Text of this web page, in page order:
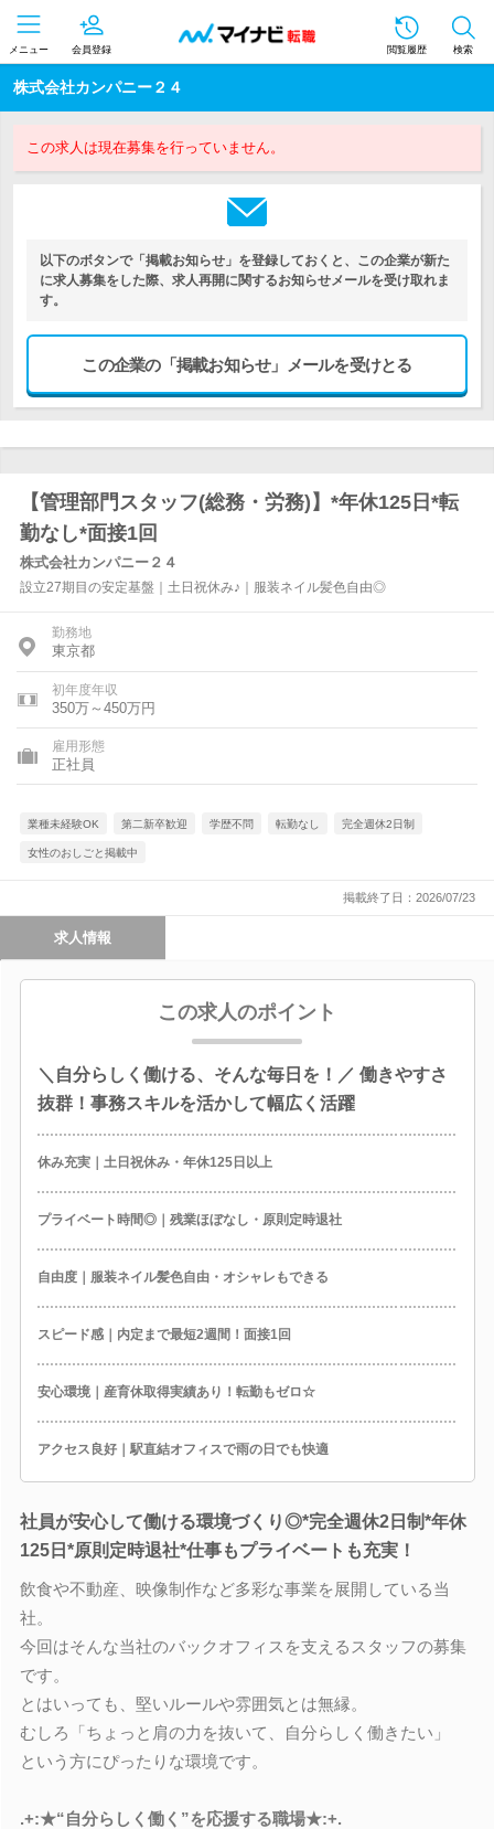
メニュー 会員登録 閲覧履歴 検索
株式会社カンパニー２４
この求人は現在募集を行っていません。
以下のボタンで「掲載お知らせ」を登録しておくと、この企業が新た
に求人募集をした際、求人再開に関するお知らせメールを受け取れま
す。
この企業の「掲載お知らせ」メールを受けとる
【管理部門スタッフ(総務・労務)】*年休125日*転
勤なし*面接1回
株式会社カンパニー２４
設立27期目の安定基盤｜土日祝休み♪｜服装ネイル髪色自由◎
勤務地
東京都
初年度年収
350万～450万円
雇用形態
正社員
業種未経験OK 第二新卒歓迎 学歴不問 転勤なし 完全週休2日制
女性のおしごと掲載中
掲載終了日：2026/07/23
求人情報
この求人のポイント
＼自分らしく働ける、そんな毎日を！／ 働きやすさ
抜群！事務スキルを活かして幅広く活躍
休み充実｜土日祝休み・年休125日以上
プライベート時間◎｜残業ほぼなし・原則定時退社
自由度｜服装ネイル髪色自由・オシャレもできる
スピード感｜内定まで最短2週間！面接1回
安心環境｜産育休取得実績あり！転勤もゼロ☆
アクセス良好｜駅直結オフィスで雨の日でも快適
社員が安心して働ける環境づくり◎*完全週休2日制*年休
125日*原則定時退社*仕事もプライベートも充実！
飲食や不動産、映像制作など多彩な事業を展開している当
社。
今回はそんな当社のバックオフィスを支えるスタッフの募集
です。
とはいっても、堅いルールや雰囲気とは無縁。
むしろ「ちょっと肩の力を抜いて、自分らしく働きたい」
という方にぴったりな環境です。
.+:★“自分らしく働く”を応援する職場★:+.